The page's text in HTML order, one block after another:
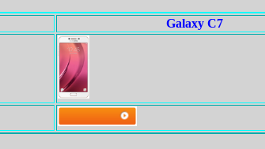
Galaxy C7